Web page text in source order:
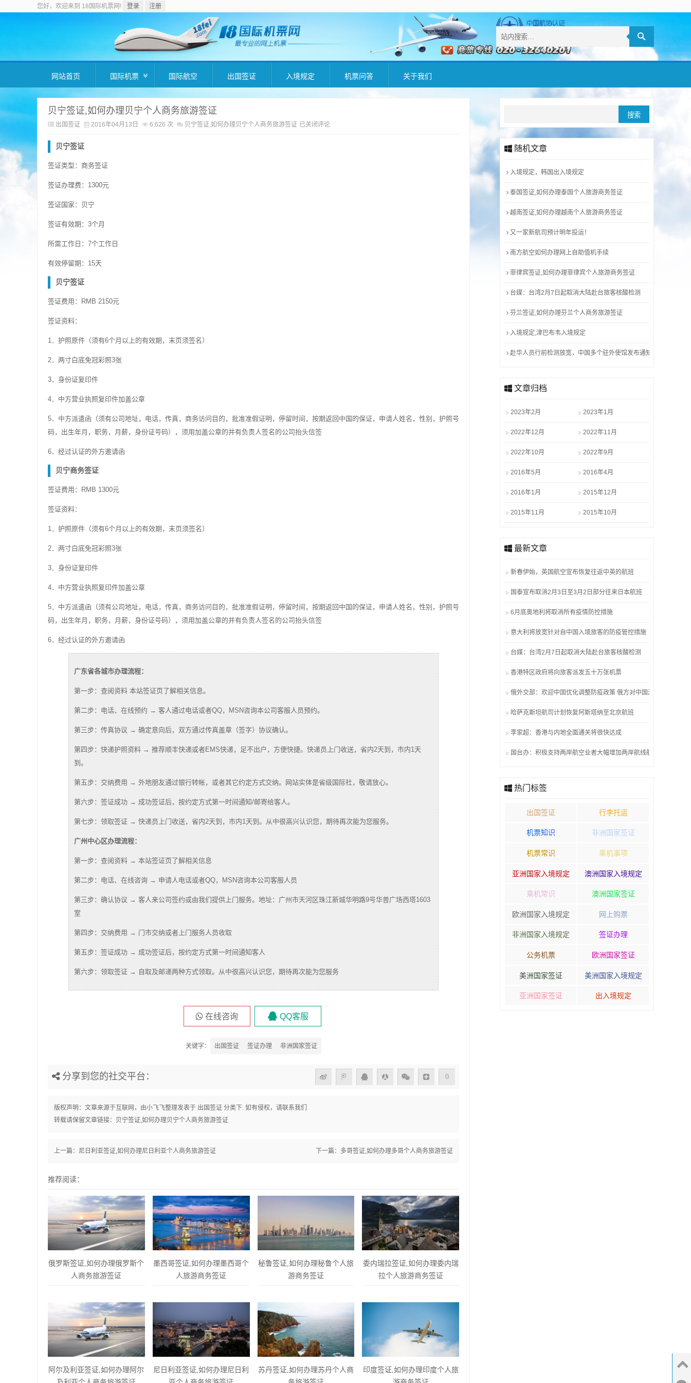
您好，欢迎来到 18国际机票网! 登录 注册
网站首页 国际机票 国际航空 出国签证 入境规定 机票问答 关于我们
贝宁签证,如何办理贝宁个人商务旅游签证
出国签证 2016年04月13日 6,626 次 贝宁签证,如何办理贝宁个人商务旅游签证 已关闭评论
贝宁签证
签证类型：商务签证
签证办理费：1300元
签证国家：贝宁
签证有效期：3个月
所需工作日：7个工作日
有效停留期：15天
贝宁签证
签证费用：RMB 2150元
签证资料：
1．护照原件（须有6个月以上的有效期，末页须签名）
2．两寸白底免冠彩照3张
3．身份证复印件
4．中方营业执照复印件加盖公章
5．中方派遣函（须有公司地址，电话，传真，商务访问目的，批准准假证明，停留时间，按期返回中国的保证，申请人姓名，性别，护照号
码，出生年月，职务，月薪，身份证号码），须用加盖公章的并有负责人签名的公司抬头信签
6．经过认证的外方邀请函
贝宁商务签证
签证费用：RMB 1300元
签证资料：
1．护照原件（须有6个月以上的有效期，末页须签名）
2．两寸白底免冠彩照3张
3．身份证复印件
4．中方营业执照复印件加盖公章
5．中方派遣函（须有公司地址，电话，传真，商务访问目的，批准准假证明，停留时间，按期返回中国的保证，申请人姓名，性别，护照号
码，出生年月，职务，月薪，身份证号码），须用加盖公章的并有负责人签名的公司抬头信签
6．经过认证的外方邀请函
广东省各城市办理流程：
第一步：查阅资料 本站签证页了解相关信息。
第二步：电话、在线预约 → 客人通过电话或者QQ，MSN咨询本公司客服人员预约。
第三步：传真协议 → 确定意向后，双方通过传真盖章（签字）协议确认。
第四步：快递护照资料 → 推荐顺丰快递或者EMS快递，足不出户，方便快捷。快递员上门收送，省内2天到，市内1天
到。
第五步：交纳费用 → 外地朋友通过银行转帐，或者其它约定方式交纳。网站实体是省级国际社，敬请放心。
第六步：签证成功 → 成功签证后，按约定方式第一时间通知/邮寄给客人。
第七步：领取签证 → 快递员上门收送，省内2天到，市内1天到。从中很高兴认识您，期待再次能为您服务。
广州中心区办理流程：
第一步：查阅资料 → 本站签证页了解相关信息
第二步：电话、在线咨询 → 申请人电话或者QQ，MSN咨询本公司客服人员
第三步：确认协议 → 客人来公司签约或由我们提供上门服务。地址：广州市天河区珠江新城华明路9号华普广场西塔1603
室
第四步：交纳费用 → 门市交纳或者上门服务人员收取
第五步：签证成功 → 成功签证后，按约定方式第一时间通知客人
第六步：领取签证 → 自取及邮递两种方式领取。从中很高兴认识您，期待再次能为您服务
在线咨询 QQ客服
关键字： 出国签证 签证办理 非洲国家签证
分享到您的社交平台： 0
版权声明：文章来源于互联网，由小飞飞整理发表于 出国签证 分类下. 如有侵权，请联系我们
转载请保留文章链接：
贝宁签证,如何办理贝宁个人商务旅游签证
上一篇： 尼日利亚签证,如何办理尼日利亚个人商务旅游签证 下一篇： 多哥签证,如何办理多哥个人商务旅游签证
推荐阅读：
俄罗斯签证,如何办理俄罗斯个
人商务旅游签证
墨西哥签证,如何办理墨西哥个
人旅游商务签证
秘鲁签证,如何办理秘鲁个人旅
游商务签证
委内瑞拉签证,如何办理委内瑞
拉个人旅游商务签证
阿尔及利亚签证,如何办理阿尔
尼日利亚签证,如何办理尼日利
苏丹签证,如何办理苏丹个人商
印度签证,如何办理印度个人旅
随机文章
入境规定，韩国出入境规定
泰国签证,如何办理泰国个人旅游商务签证
越南签证,如何办理越南个人旅游商务签证
又一家新航司预计明年投运！
南方航空如何办理网上自助值机手续
菲律宾签证,如何办理菲律宾个人旅游商务签证
台媒：台湾2月7日起取消大陆赴台旅客核酸检测
芬兰签证,如何办理芬兰个人商务旅游签证
入境规定,津巴布韦入境规定
赴华人员行前检测放宽，中国多个驻外使馆发布通知
文章归档
2023年2月 2023年1月
2022年12月 2022年11月
2022年10月 2022年9月
2016年5月 2016年4月
2016年1月 2015年12月
2015年11月 2015年10月
最新文章
新春伊始，英国航空宣布恢复往返中英的航班
国泰宣布取消2月3日至3月2日部分往来日本航班
6月底奥地利将取消所有疫情防控措施
意大利将放宽针对自中国入境旅客的防疫管控措施
台媒：台湾2月7日起取消大陆赴台旅客核酸检测
香港特区政府将向旅客派发五十万张机票
俄外交部：欢迎中国优化调整防疫政策 俄方对中国游客无障碍
哈萨克斯坦航司计划恢复阿斯塔纳至北京航班
李家超：香港与内地全面通关将很快达成
国台办：积极支持两岸航空业者大幅增加两岸航线航班
热门标签
出国签证 行李托运
机票知识 非洲国家签证
机票常识 乘机事项
亚洲国家入境规定 澳洲国家入境规定
乘机常识 澳洲国家签证
欧洲国家入境规定 网上购票
非洲国家入境规定 签证办理
公务机票 欧洲国家签证
美洲国家签证 美洲国家入境规定
亚洲国家签证 出入境规定